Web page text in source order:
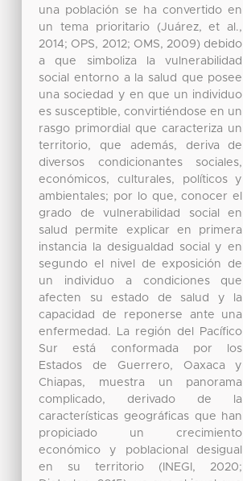
una población se ha convertido en
un tema prioritario (Juárez, et al.,
2014; OPS, 2012; OMS, 2009) debido
a que simboliza la vulnerabilidad
social entorno a la salud que posee
una sociedad y en que un individuo
es susceptible, convirtiéndose en un
rasgo primordial que caracteriza un
territorio, que además, deriva de
diversos condicionantes sociales,
económicos, culturales, políticos y
ambientales; por lo que, conocer el
grado de vulnerabilidad social en
salud permite explicar en primera
instancia la desigualdad social y en
segundo el nivel de exposición de
un individuo a condiciones que
afecten su estado de salud y la
capacidad de reponerse ante una
enfermedad. La región del Pacífico
Sur está conformada por los
Estados de Guerrero, Oaxaca y
Chiapas, muestra un panorama
complicado, derivado de la
características geográficas que han
propiciado un crecimiento
económico y poblacional desigual
en su territorio (INEGI, 2020;